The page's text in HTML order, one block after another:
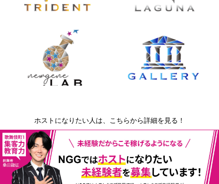
ホストになりたい人は、こちらから詳細を見る！